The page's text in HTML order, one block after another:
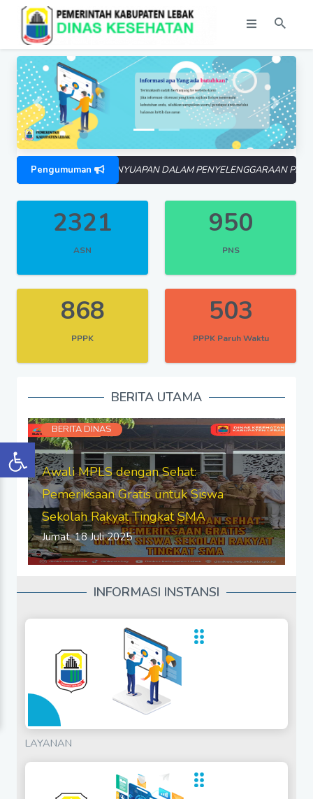
Previous Next
Pengumuman
PUNGLI DAN PENYUAPAN DALAM PENYELENGGARAAN
2321
ASN
950
PNS
868
PPPK
503
PPPK Paruh Waktu
BERITA UTAMA
BERITA DINAS
Bimtek Posyandu: Tingkatkan Kapasitas,
Wujudkan Layanan Kesehatan Prima di
Masyarakat
Jumat, 18 Juli 2025
Previous Next
INFORMASI INSTANSI
LAYANAN